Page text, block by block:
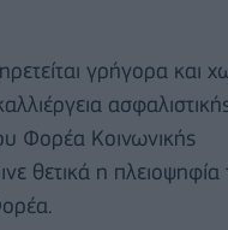
γρήγορα και
Φορέα Κοινωνικής
θετικά η πλειοψηφία